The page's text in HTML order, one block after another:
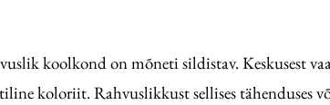
koolkond on mõneti sildistav. Keskusest
koloriit. Rahvuslikkust sellises tähenduses